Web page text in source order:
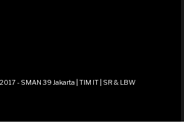
- SMAN 39 Jakarta | TIM IT | SR & LBW